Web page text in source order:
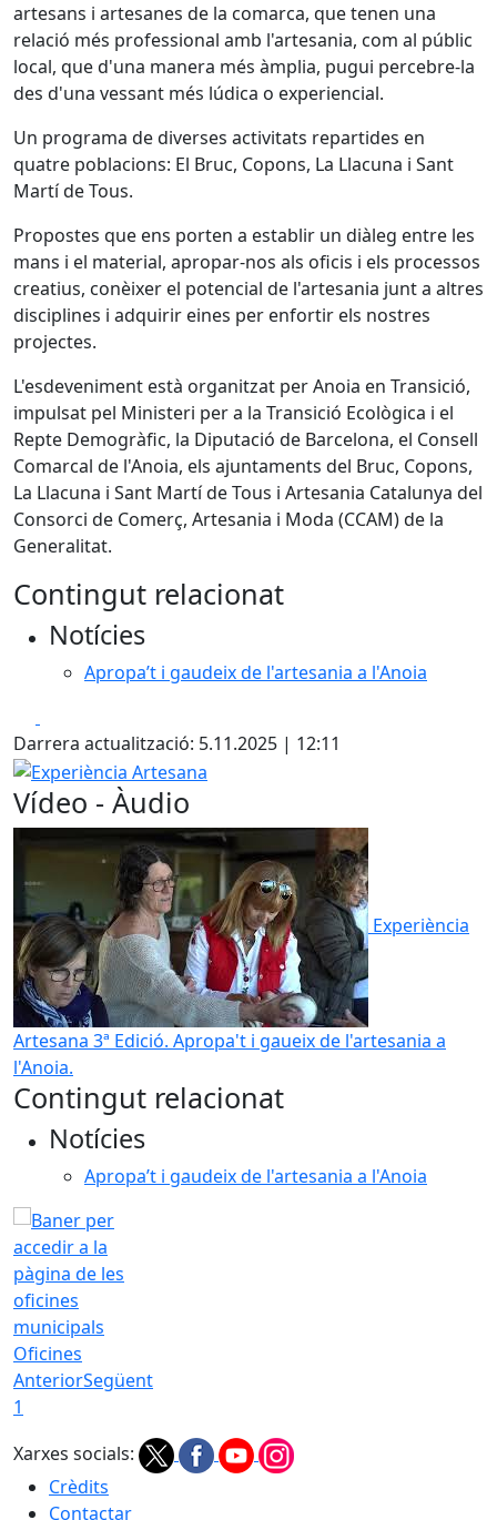
artesans i artesanes de la comarca, que tenen una
relació més professional amb l'artesania, com al públic
local, que d'una manera més àmplia, pugui percebre-la
des d'una vessant més lúdica o experiencial.
Un programa de diverses activitats repartides en
quatre poblacions: El Bruc, Copons, La Llacuna i Sant
Martí de Tous.
Propostes que ens porten a establir un diàleg entre les
mans i el material, apropar-nos als oficis i els processos
creatius, conèixer el potencial de l'artesania junt a altres
disciplines i adquirir eines per enfortir els nostres
projectes.
L'esdeveniment està organitzat per Anoia en Transició,
impulsat pel Ministeri per a la Transició Ecològica i el
Repte Demogràfic, la Diputació de Barcelona, el Consell
Comarcal de l'Anoia, els ajuntaments del Bruc, Copons,
La Llacuna i Sant Martí de Tous i Artesania Catalunya del
Consorci de Comerç, Artesania i Moda (CCAM) de la
Generalitat.
Contingut relacionat
Notícies
Apropa’t i gaudeix de l'artesania a l'Anoia
Darrera actualització: 5.11.2025 | 12:11
Experiència Artesana
Vídeo - Àudio
Experiència
Artesana 3ª Edició. Apropa't i gaueix de l'artesania a
l'Anoia.
Contingut relacionat
Notícies
Apropa’t i gaudeix de l'artesania a l'Anoia
Oficines
AnteriorSegüent
1
Xarxes socials:
Crèdits
Contactar